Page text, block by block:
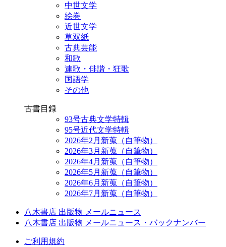
中世文学
絵巻
近世文学
草双紙
古典芸能
和歌
連歌・俳諧・狂歌
国語学
その他
古書目録
93号古典文学特輯
95号近代文学特輯
2026年2月新蒐（自筆物）
2026年3月新蒐（自筆物）
2026年4月新蒐（自筆物）
2026年5月新蒐（自筆物）
2026年6月新蒐（自筆物）
2026年7月新蒐（自筆物）
八木書店 出版物 メールニュース
八木書店 出版物 メールニュース・バックナンバー
ご利用規約